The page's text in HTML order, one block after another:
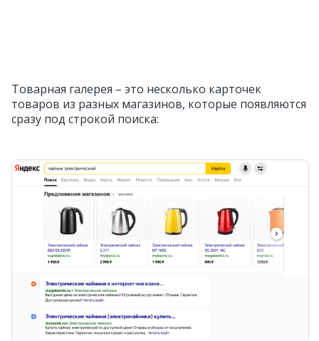
Товарная галерея – это несколько карточек
товаров из разных магазинов, которые появляются
сразу под строкой поиска: